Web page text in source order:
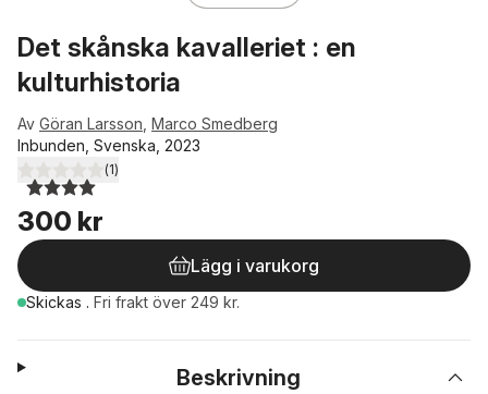
Det skånska kavalleriet : en
kulturhistoria
Av Göran Larsson Marco Smedberg
Inbunden, Svenska, 2023
4,0utav 5 stjärnor. Totalt antal röster:
(1)
300 kr
Lägg i varukorg
Skickas . Fri frakt över 249 kr.
Beskrivning